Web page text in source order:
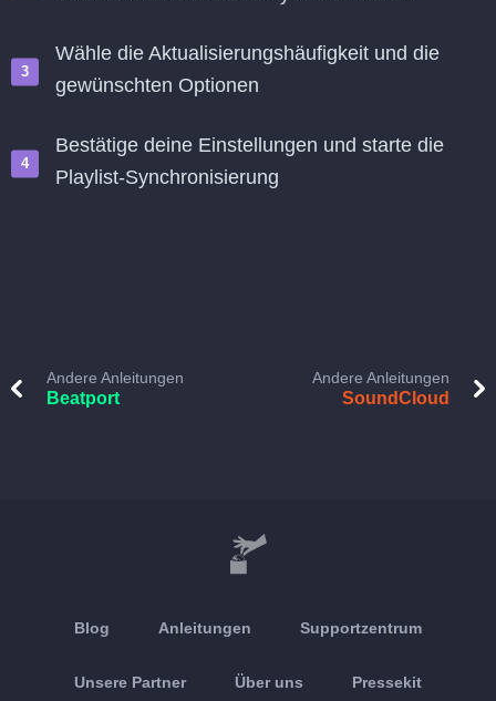
Wähle die Aktualisierungshäufigkeit und die
gewünschten Optionen
Bestätige deine Einstellungen und starte die
Playlist-Synchronisierung
Andere Anleitungen
Beatport
Andere Anleitungen
SoundCloud
Blog Anleitungen Supportzentrum
Unsere Partner Über uns Pressekit